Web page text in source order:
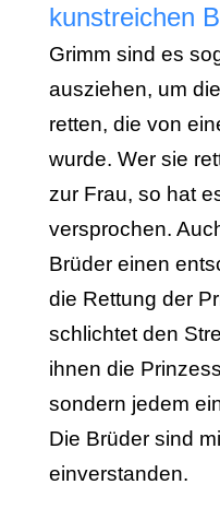
kunstreichen
Grimm sind es
ausziehen, um
retten, die von
wurde. Wer sie
zur Frau, so hat
versprochen.
Brüder einen
die Rettung der
schlichtet den
ihnen die
sondern jedem
Die Brüder sind
einverstanden.